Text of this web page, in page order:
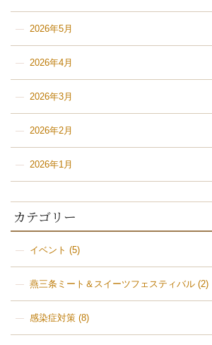
2026年5月
2026年4月
2026年3月
2026年2月
2026年1月
カテゴリー
イベント (5)
燕三条ミート＆スイーツフェスティバル(2)
感染症対策(8)